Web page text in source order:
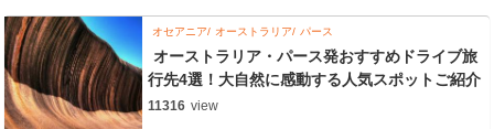
オセアニア オーストラリア パース
オーストラリア・パース発おすすめドライブ旅
行先4選！大自然に感動する人気スポットご紹介
11316 view